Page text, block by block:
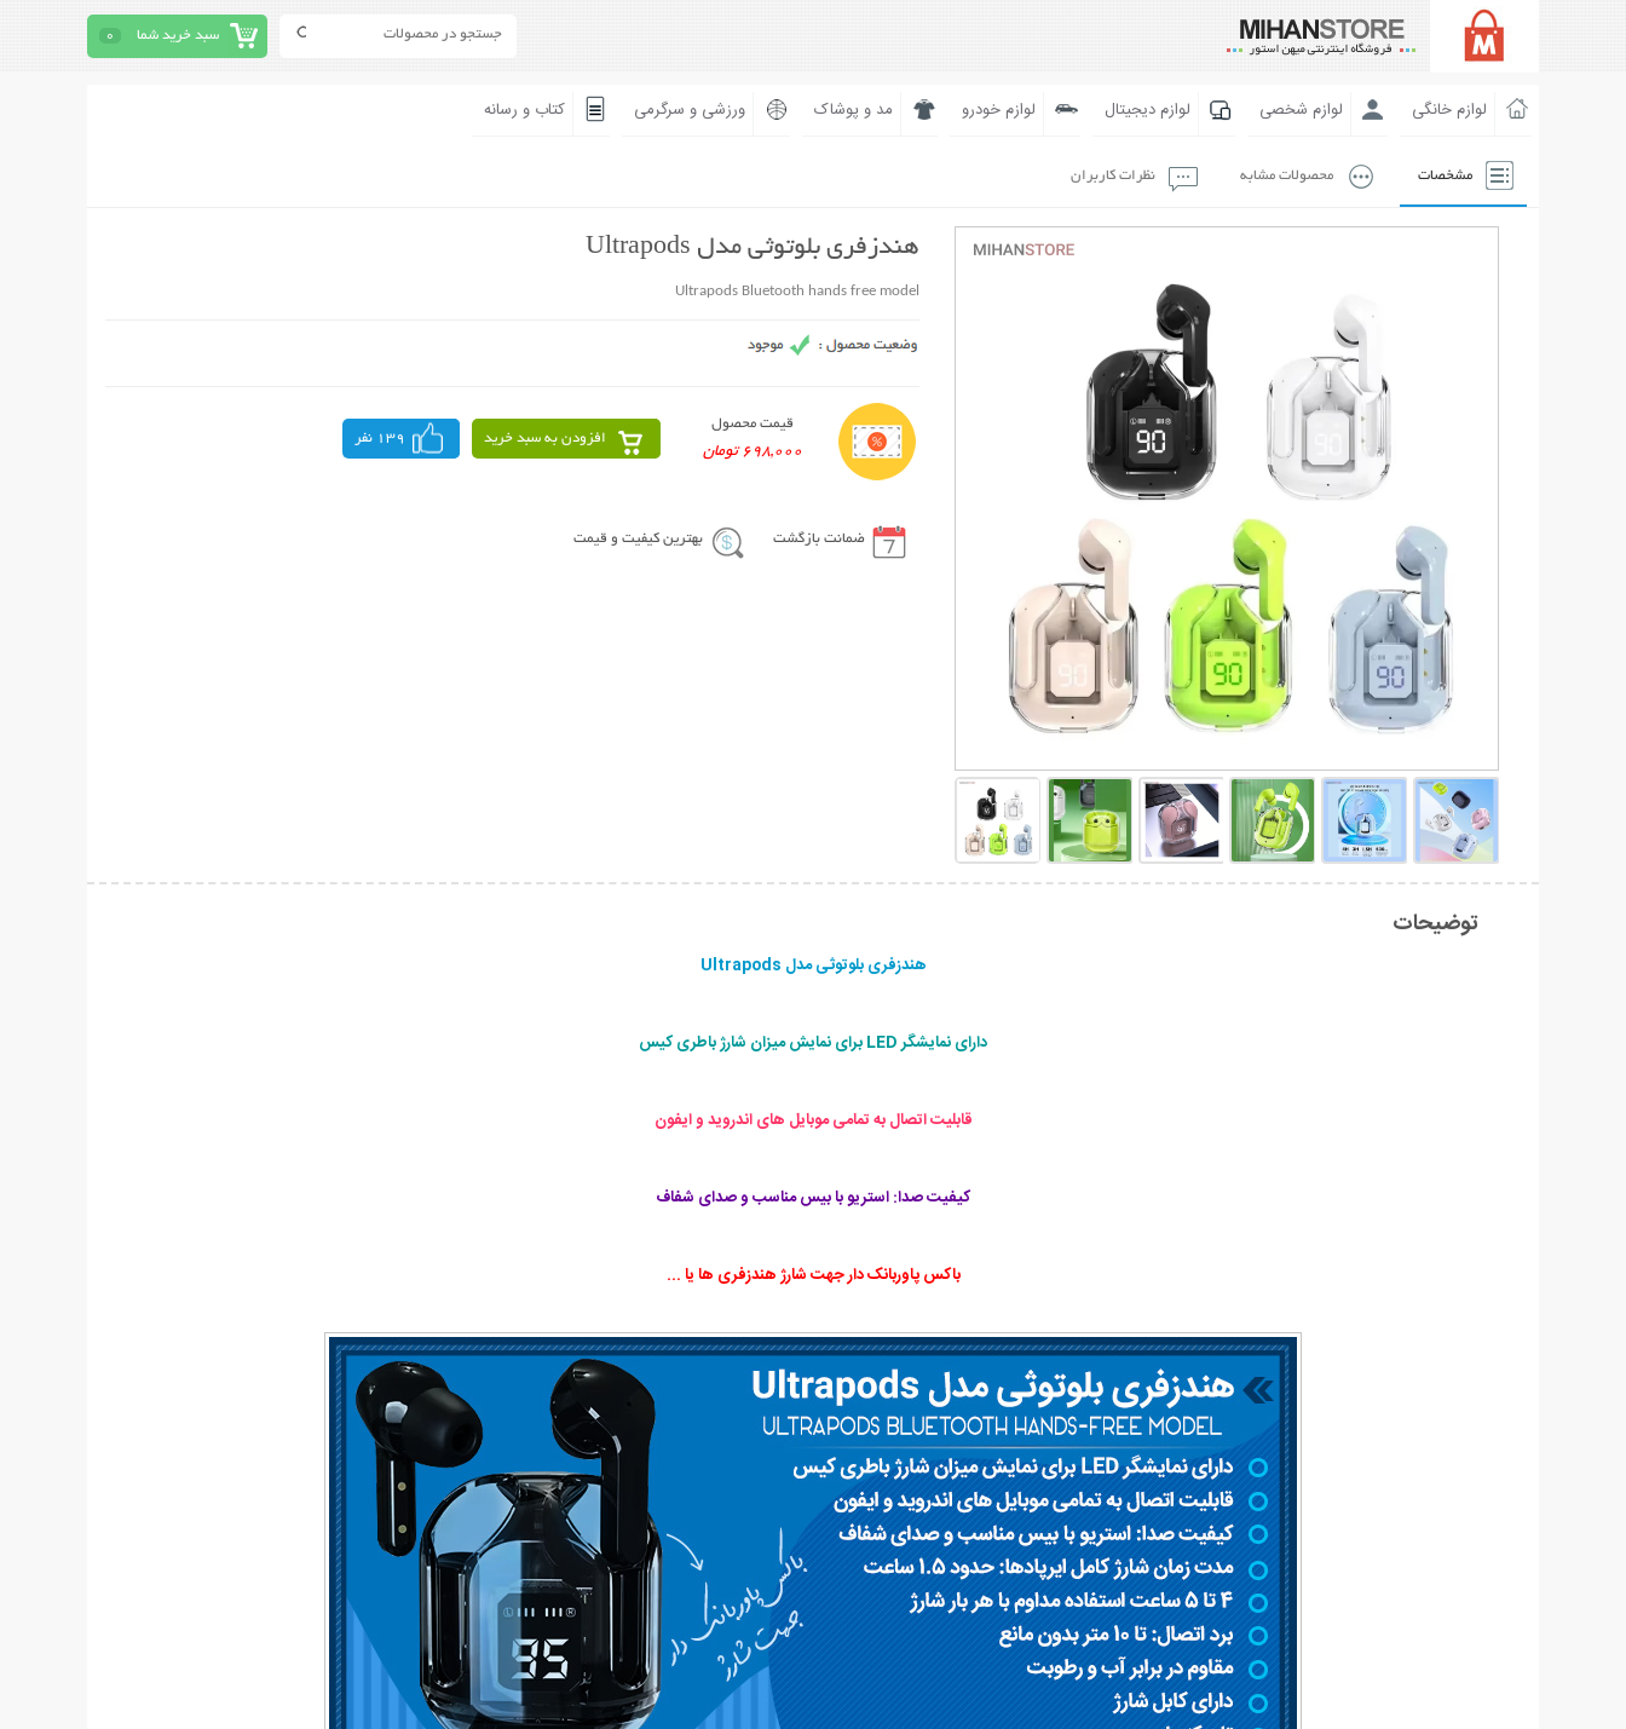
سبد خرید شما 0
لوازم خانگی لوازم شخصی لوازم دیجیتال لوازم خودرو مد و پوشاک ورزشی و سرگرمی کتاب و رسانه
مشخصات محصولات مشابه نظرات کاربران
هندزفری بلوتوثی مدل Ultrapods
Ultrapods Bluetooth hands free model
قیمت محصول
698,000 تومان
افزودن به سبد خرید 139 نفر
ضمانت بازگشت بهترین کیفیت و قیمت
توضیحات
هندزفری بلوتوثی مدل Ultrapods
دارای نمایشگر LED برای نمایش میزان شارژ باطری کیس
قابلیت اتصال به تمامی موبایل های اندروید و ایفون
کیفیت صدا: استریو با بیس مناسب و صدای شفاف
باکس پاوربانک دار جهت شارژ هندزفری ها یا ...